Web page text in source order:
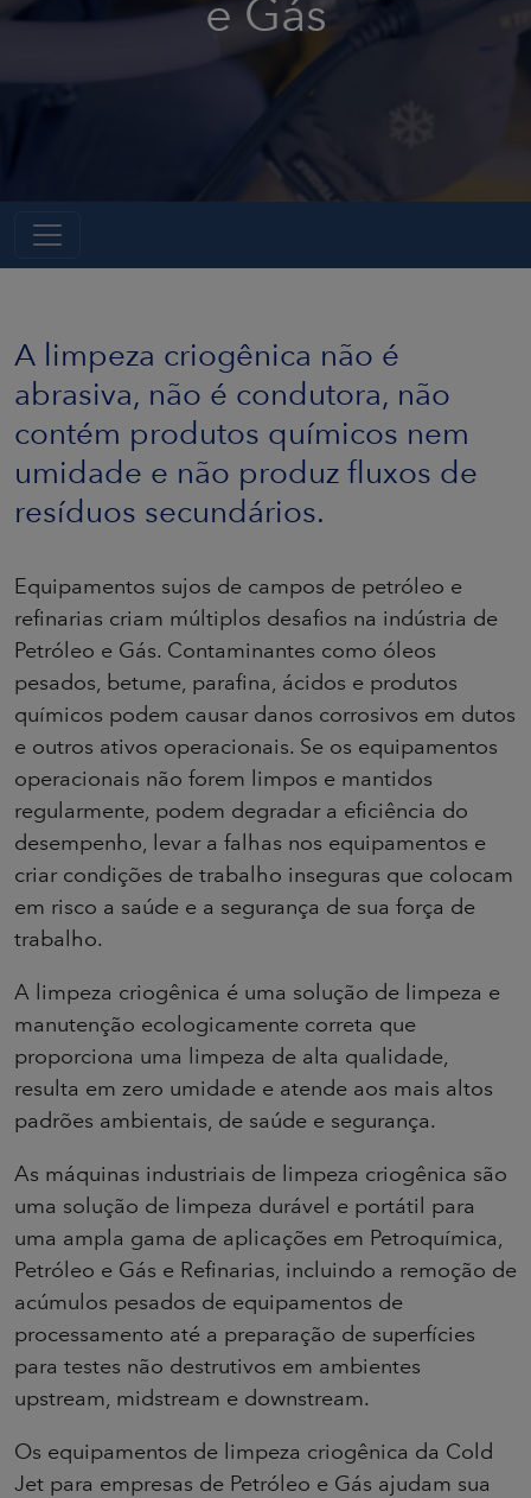
e Gás
A limpeza criogênica não é
abrasiva, não é condutora, não
contém produtos químicos nem
umidade e não produz fluxos de
resíduos secundários.
Equipamentos sujos de campos de petróleo e
refinarias criam múltiplos desafios na indústria de
Petróleo e Gás. Contaminantes como óleos
pesados, betume, parafina, ácidos e produtos
químicos podem causar danos corrosivos em dutos
e outros ativos operacionais. Se os equipamentos
operacionais não forem limpos e mantidos
regularmente, podem degradar a eficiência do
desempenho, levar a falhas nos equipamentos e
criar condições de trabalho inseguras que colocam
em risco a saúde e a segurança de sua força de
trabalho.
A limpeza criogênica é uma solução de limpeza e
manutenção ecologicamente correta que
proporciona uma limpeza de alta qualidade,
resulta em zero umidade e atende aos mais altos
padrões ambientais, de saúde e segurança.
As máquinas industriais de limpeza criogênica são
uma solução de limpeza durável e portátil para
uma ampla gama de aplicações em Petroquímica,
Petróleo e Gás e Refinarias, incluindo a remoção de
acúmulos pesados de equipamentos de
processamento até a preparação de superfícies
para testes não destrutivos em ambientes
upstream, midstream e downstream.
Os equipamentos de limpeza criogênica da Cold
Jet para empresas de Petróleo e Gás ajudam sua